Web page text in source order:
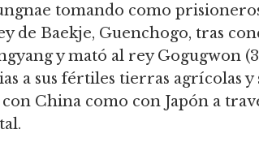
tomando como
de Baekje, Guenchogo, tras
y mató al rey Gogugwon
a sus fértiles tierras agrícolas y
China como con Japón a